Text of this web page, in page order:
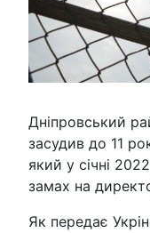
Дніпровський
засудив до 11
який у січні
замах на
Як передає